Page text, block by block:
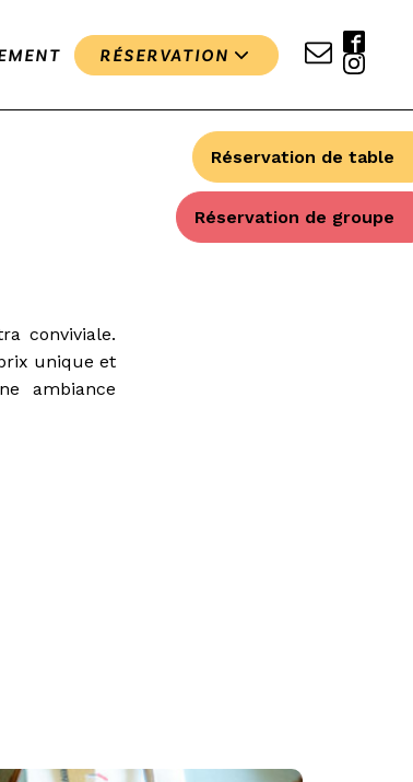
RÉSERVATION
conviviale.
unique et
ambiance
Réservation de table
Réservation de groupe